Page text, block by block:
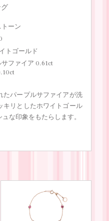
トーン
トゴールド
ファイア 0.61ct
たパープルサファイアが洗
キリとしたホワイトゴール
な印象をもたらします。